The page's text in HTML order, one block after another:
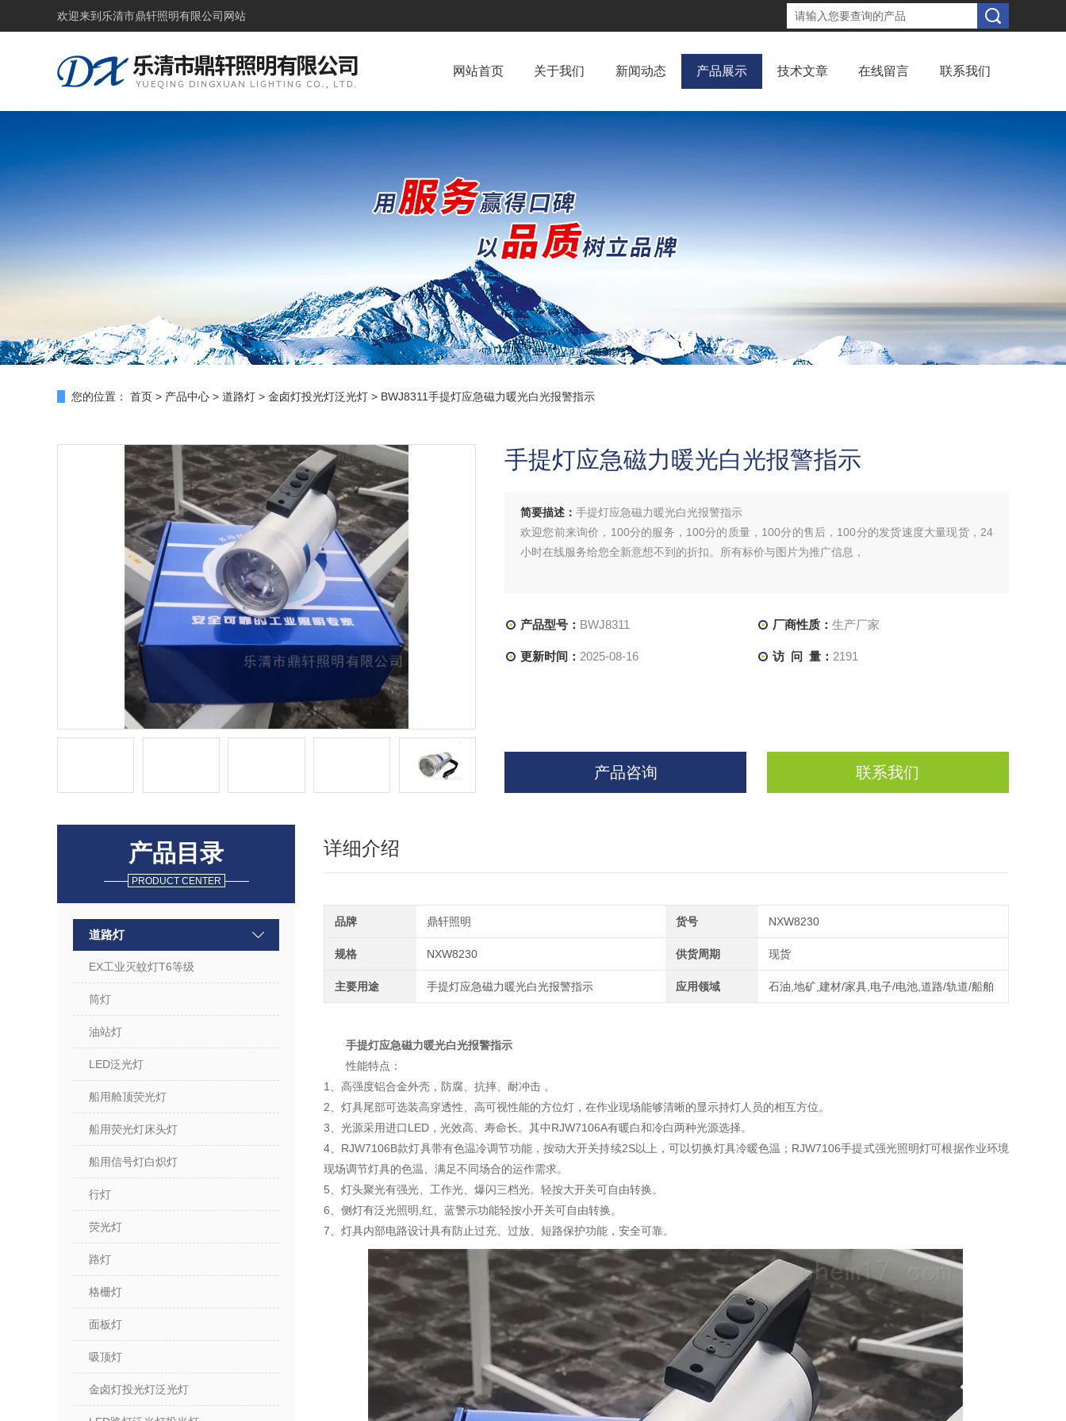
欢迎来到 乐清市鼎轩照明有限公司网站
网站首页 关于我们 新闻动态 产品展示 技术文章 在线留言 联系我们
您的位置： 首页 > 产品中心 > 道路灯 > 金卤灯投光灯泛光灯 > BWJ8311手提灯应急磁力暖光白光报警指示
手提灯应急磁力暖光白光报警指示
简要描述： 手提灯应急磁力暖光白光报警指示
欢迎您前来询价，100分的服务，100分的质量，100分的售后，100分的发货速度大量现货，24
小时在线服务给您全新意想不到的折扣。所有标价与图片为推广信息，
产品型号： BWJ8311 厂商性质： 生产厂家
更新时间： 2025-08-16 访 问 量： 2191
产品咨询 联系我们
产品目录
PRODUCT CENTER
道路灯
EX工业灭蚊灯T6等级
筒灯
油站灯
LED泛光灯
船用舱顶荧光灯
船用荧光灯床头灯
船用信号灯白炽灯
行灯
荧光灯
路灯
格栅灯
面板灯
吸顶灯
金卤灯投光灯泛光灯
详细介绍
品牌 鼎轩照明 货号 NXW8230
规格 NXW8230 供货周期 现货
主要用途 手提灯应急磁力暖光白光报警指示 应用领域 石油,地矿,建材/家具,电子/电池,道路/轨道/船舶
手提灯应急磁力暖光白光报警指示
性能特点：
1、高强度铝合金外壳，防腐、抗摔、耐冲击 。
2、灯具尾部可选装高穿透性、高可视性能的方位灯，在作业现场能够清晰的显示持灯人员的相互方位。
3、光源采用进口LED，光效高、寿命长。其中RJW7106A有暖白和冷白两种光源选择。
4、RJW7106B款灯具带有色温冷调节功能，按动大开关持续2S以上，可以切换灯具冷暖色温；RJW7106手提式强光照明灯可根据作业环境
现场调节灯具的色温、满足不同场合的运作需求。
5、灯头聚光有强光、工作光、爆闪三档光。轻按大开关可自由转换。
6、侧灯有泛光照明,红、蓝警示功能轻按小开关可自由转换。
7、灯具内部电路设计具有防止过充、过放、短路保护功能，安全可靠。